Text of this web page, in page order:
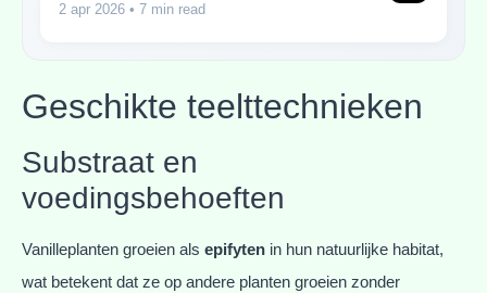
2 apr 2026 • 7 min read
Geschikte teelttechnieken
Substraat en
voedingsbehoeften
Vanilleplanten groeien als epifyten in hun natuurlijke habitat,
wat betekent dat ze op andere planten groeien zonder